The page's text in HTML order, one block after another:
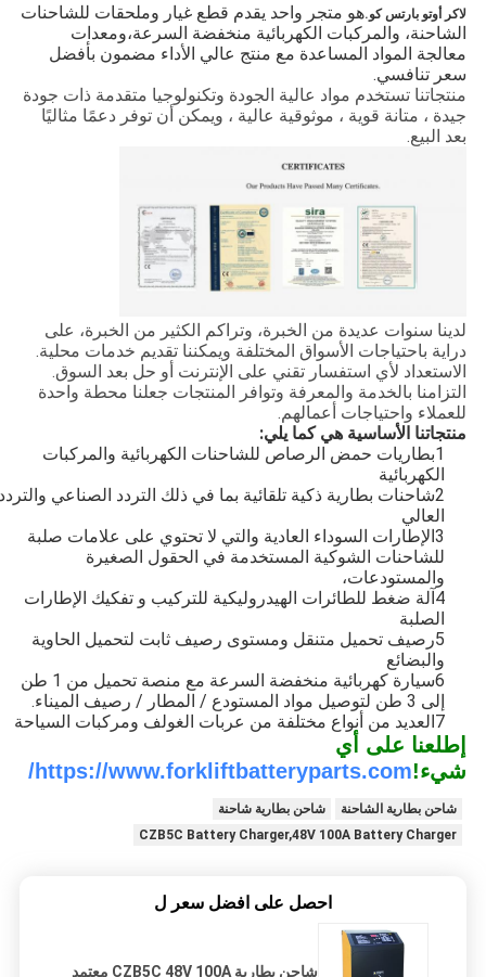
لاكر أوتو بارتس كو.هو متجر واحد يقدم قطع غيار وملحقات للشاحنات
الشاحنة، والمركبات الكهربائية منخفضة السرعة،ومعدات
معالجة المواد المساعدة مع منتج عالي الأداء مضمون بأفضل
سعر تنافسي.
منتجاتنا تستخدم مواد عالية الجودة وتكنولوجيا متقدمة ذات جودة
جيدة ، متانة قوية ، موثوقية عالية ، ويمكن أن توفر دعمًا مثاليًا
بعد البيع.
لدينا سنوات عديدة من الخبرة، وتراكم الكثير من الخبرة، على
دراية باحتياجات الأسواق المختلفة ويمكننا تقديم خدمات محلية.
الاستعداد لأي استفسار تقني على الإنترنت أو حل بعد السوق.
التزامنا بالخدمة والمعرفة وتوافر المنتجات جعلنا محطة واحدة
للعملاء واحتياجات أعمالهم.
منتجاتنا الأساسية هي كما يلي:
1بطاريات حمض الرصاص للشاحنات الكهربائية والمركبات
الكهربائية
2شاحنات بطارية ذكية تلقائية بما في ذلك التردد الصناعي
العالي
3الإطارات السوداء العادية والتي لا تحتوي على علامات صلبة
للشاحنات الشوكية المستخدمة في الحقول الصغيرة
والمستودعات،
4آلة ضغط للطائرات الهيدروليكية للتركيب و تفكيك الإطارات
الصلبة
5رصيف تحميل متنقل ومستوى رصيف ثابت لتحميل الحاوية
والبضائع
6سيارة كهربائية منخفضة السرعة مع منصة تحميل من 1 طن
إلى 3 طن لتوصيل مواد المستودع / المطار / رصيف الميناء.
7العديد من أنواع مختلفة من عربات الغولف ومركبات السياحة
إطلعنا على أي
شيء!https://www.forkliftbatteryparts.com/
شاحن بطارية الشاحنة
شاحن بطارية شاحنة
CZB5C Battery Charger,48V 100A Battery Charger
احصل على افضل سعر ل
شاحن بطارية CZB5C 48V 100A معتمد